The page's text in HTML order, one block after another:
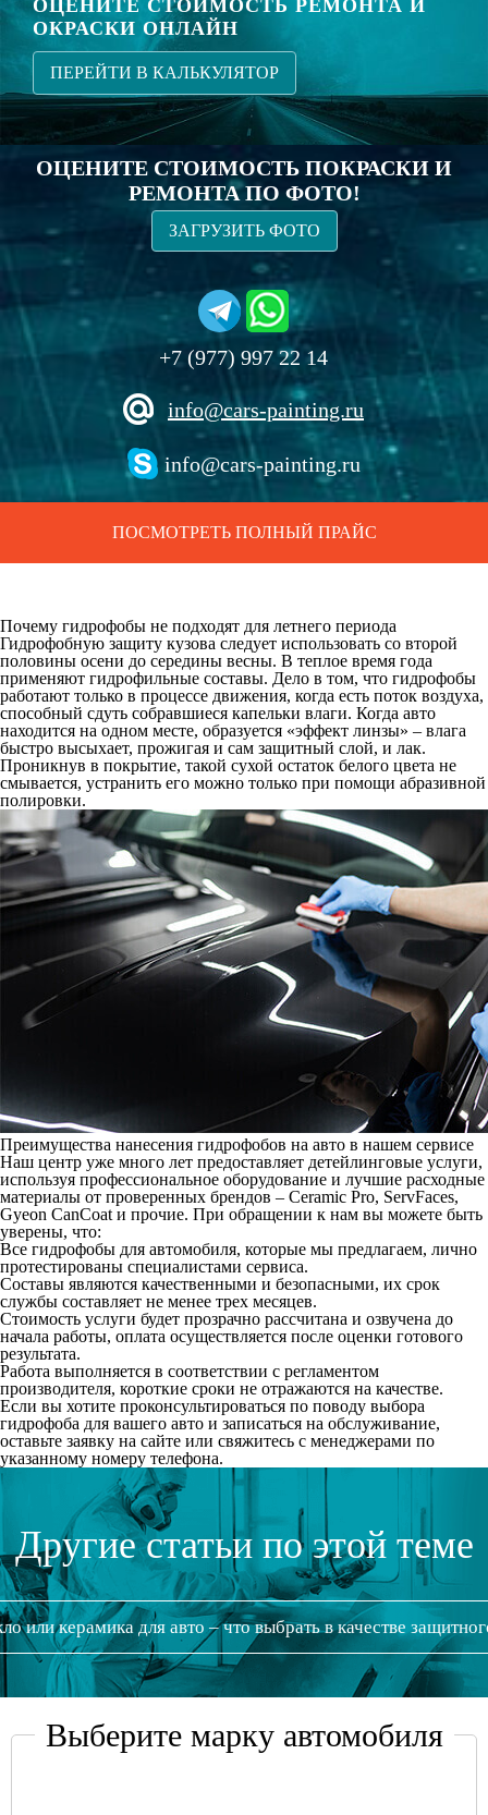
ОЦЕНИТЕ СТОИМОСТЬ РЕМОНТА И
ОКРАСКИ ОНЛАЙН
ПЕРЕЙТИ В КАЛЬКУЛЯТОР
ОЦЕНИТЕ СТОИМОСТЬ ПОКРАСКИ И
РЕМОНТА ПО ФОТО!
ЗАГРУЗИТЬ ФОТО
+7 (977) 997 22 14
info@cars-painting.ru
info@cars-painting.ru
ПОСМОТРЕТЬ ПОЛНЫЙ ПРАЙС
Почему гидрофобы не подходят для летнего периода
Гидрофобную защиту кузова следует использовать со второй
половины осени до середины весны. В теплое время года
применяют гидрофильные составы. Дело в том, что гидрофобы
работают только в процессе движения, когда есть поток воздуха,
способный сдуть собравшиеся капельки влаги. Когда авто
находится на одном месте, образуется «эффект линзы» – влага
быстро высыхает, прожигая и сам защитный слой, и лак.
Проникнув в покрытие, такой сухой остаток белого цвета не
смывается, устранить его можно только при помощи абразивной
полировки.
Преимущества нанесения гидрофобов на авто в нашем сервисе
Наш центр уже много лет предоставляет детейлинговые услуги,
используя профессиональное оборудование и лучшие расходные
материалы от проверенных брендов – Ceramic Pro, ServFaces,
Gyeon CanCoat и прочие. При обращении к нам вы можете быть
уверены, что:
Все гидрофобы для автомобиля, которые мы предлагаем, лично
протестированы специалистами сервиса.
Составы являются качественными и безопасными, их срок
службы составляет не менее трех месяцев.
Стоимость услуги будет прозрачно рассчитана и озвучена до
начала работы, оплата осуществляется после оценки готового
результата.
Работа выполняется в соответствии с регламентом
производителя, короткие сроки не отражаются на качестве.
Если вы хотите проконсультироваться по поводу выбора
гидрофоба для вашего авто и записаться на обслуживание,
оставьте заявку на сайте или свяжитесь с менеджерами по
указанному номеру телефона.
Другие статьи по этой теме
или керамика для авто – что выбрать в качестве
Выберите марку автомобиля